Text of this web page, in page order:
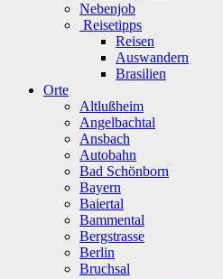
Nebenjob
Reisetipps
Reisen
Auswandern
Brasilien
Orte
Altlußheim
Angelbachtal
Ansbach
Autobahn
Bad Schönborn
Bayern
Baiertal
Bammental
Bergstrasse
Berlin
Bruchsal